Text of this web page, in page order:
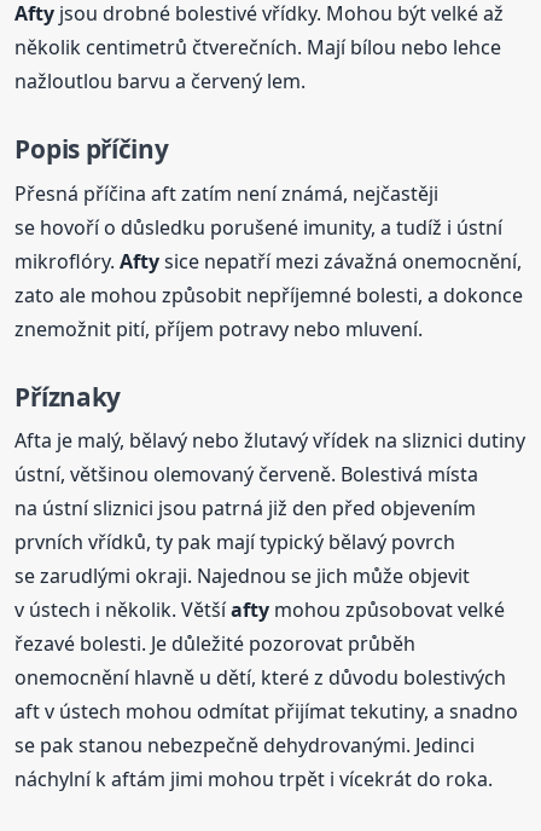
Afty jsou drobné bolestivé vřídky. Mohou být velké až
několik centimetrů čtverečních. Mají bílou nebo lehce
nažloutlou barvu a červený lem.
Popis příčiny
Přesná příčina aft zatím není známá, nejčastěji
se hovoří o důsledku porušené imunity, a tudíž i ústní
mikroflóry.Aftysice nepatří mezi závažná onemocnění,
zato ale mohou způsobit nepříjemné bolesti, a dokonce
znemožnit pití, příjem potravy nebo mluvení.
Příznaky
Afta je malý, bělavý nebo žlutavý vřídek na sliznici dutiny
ústní, většinou olemovaný červeně. Bolestivá místa
na ústní sliznici jsou patrná již den před objevením
prvních vřídků, ty pak mají typický bělavý povrch
se zarudlými okraji. Najednou se jich může objevit
v ústech i několik. Většíafty mohou způsobovat velké
řezavé bolesti. Je důležité pozorovat průběh
onemocnění hlavně u dětí, které z důvodu bolestivých
aft v ústech mohou odmítat přijímat tekutiny, a snadno
se pak stanou nebezpečně dehydrovanými. Jedinci
náchylní k aftám jimi mohou trpět i vícekrát do roka.